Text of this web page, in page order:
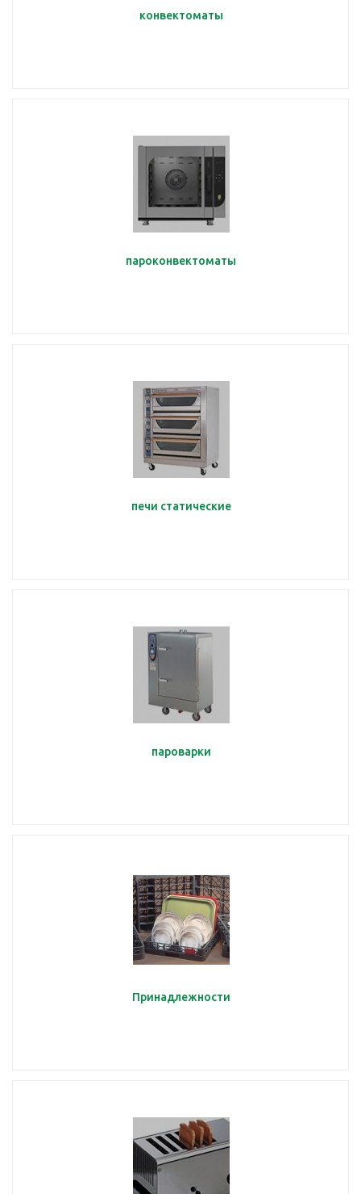
конвектоматы
пароконвектоматы
печи статические
пароварки
Принадлежности